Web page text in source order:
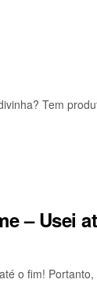
Tem
– Usei
o fim!